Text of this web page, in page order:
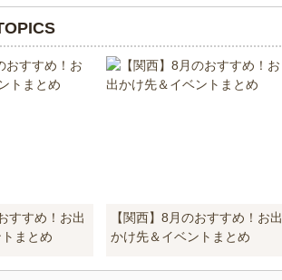
すすめ！お出
まとめ
【関西】8月のおすすめ！お出
かけ先＆イベントまとめ